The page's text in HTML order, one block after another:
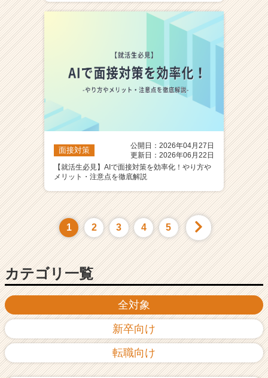
全対象
新卒向け
転職向け
面接対策
公開日：2026年04月27日
更新日：2026年06月22日
【就活生必見】AIで面接対策を効率化！やり方や
メリット・注意点を徹底解説
1 2 3 4 5
カテゴリ一覧